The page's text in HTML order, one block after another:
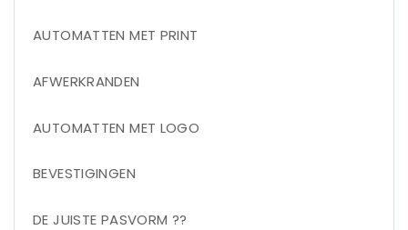
AUTOMATTEN MET PRINT
AFWERKRANDEN
AUTOMATTEN MET LOGO
BEVESTIGINGEN
DE JUISTE PASVORM ??